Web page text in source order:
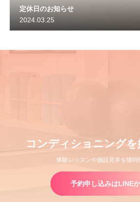
定休日のお知らせ
2024.03.25
コンディショニングを
体験レッスンや施設見学を随時
予約申し込みはLINE